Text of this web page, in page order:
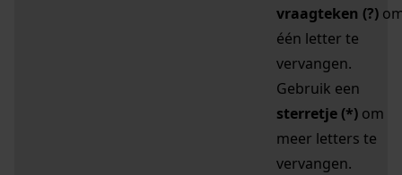
vraagteken (?)
één letter te
vervangen.
Gebruik een
sterretje (*) om
meer letters te
vervangen.